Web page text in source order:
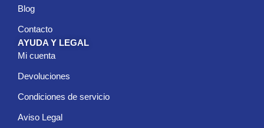
Blog
Contacto
AYUDA Y LEGAL
Mi cuenta
Devoluciones
Condiciones de servicio
Aviso Legal